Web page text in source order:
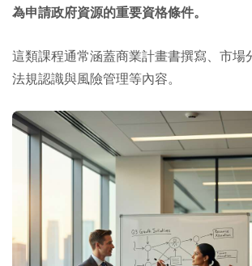
為申請政府資源的重要資格條件。
這類課程通常涵蓋商業計畫書撰寫、市場
法規認識與風險管理等內容。